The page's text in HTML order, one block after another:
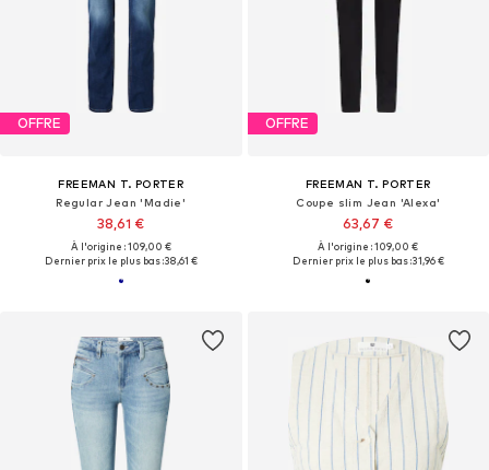
OFFRE
FREEMAN T. PORTER
Regular Jean 'Madie'
38,61 €
À l'origine : 109,00 €
Dernier prix le plus bas :38,61 €
OFFRE
FREEMAN T. PORTER
Coupe slim Jean 'Alexa'
63,67 €
À l'origine : 109,00 €
Dernier prix le plus bas :31,96 €